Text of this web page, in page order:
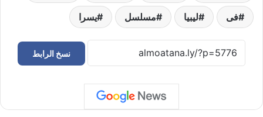
فى ليبيا مسلسل يسرا
نسخ الرابط